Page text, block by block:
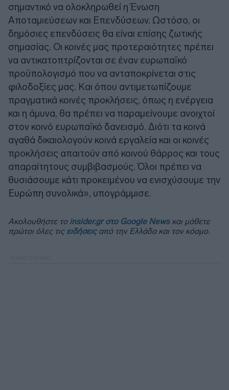
σημαντικό να ολοκληρωθεί η Ένωση
Αποταμιεύσεων και Επενδύσεων. Ωστόσο, οι
δημόσιες επενδύσεις θα είναι επίσης ζωτικής
σημασίας. Οι κοινές μας προτεραιότητες πρέπει
να αντικατοπτρίζονται σε έναν ευρωπαϊκό
προϋπολογισμό που να ανταποκρίνεται στις
φιλοδοξίες μας. Και όπου αντιμετωπίζουμε
πραγματικά κοινές προκλήσεις, όπως η ενέργεια
και η άμυνα, θα πρέπει να παραμείνουμε ανοιχτοί
στον κοινό ευρωπαϊκό δανεισμό. Διότι τα κοινά
αγαθά δικαιολογούν κοινά εργαλεία και οι κοινές
προκλήσεις απαιτούν από κοινού θάρρος και τους
απαραίτητους συμβιβασμούς. Όλοι πρέπει να
θυσιάσουμε κάτι προκειμένου να ενισχύσουμε την
Ευρώπη συνολικά», υπογράμμισε.
Ακολουθήστε το insider.gr στο Google Newsκαι μάθετε
πρώτοι όλες τις ειδήσειςαπό την Ελλάδα και τον κόσμο.